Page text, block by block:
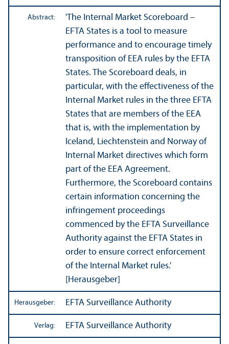
Abstract:
'The Internal Market Scoreboard –
EFTA States is a tool to measure
performance and to encourage timely
trans­position of EEA rules by the EFTA
States. The Scoreboard deals, in
particular, with the effectiveness of the
Internal Market rules in the three EFTA
States that are members of the EEA
that is, with the implementation by
Iceland, Liechtenstein and Norway of
Internal Market directives which form
part of the EEA Agreement.
Furthermore, the Scoreboard contains
certain information concerning the
infringement proceedings
commenced by the EFTA Surveillance
Authority against the EFTA States in
order to ensure correct enforcement
of the Internal Market rules.'
[Herausgeber]
Herausgeber: EFTA Surveillance Authority
Verlag: EFTA Surveillance Authority